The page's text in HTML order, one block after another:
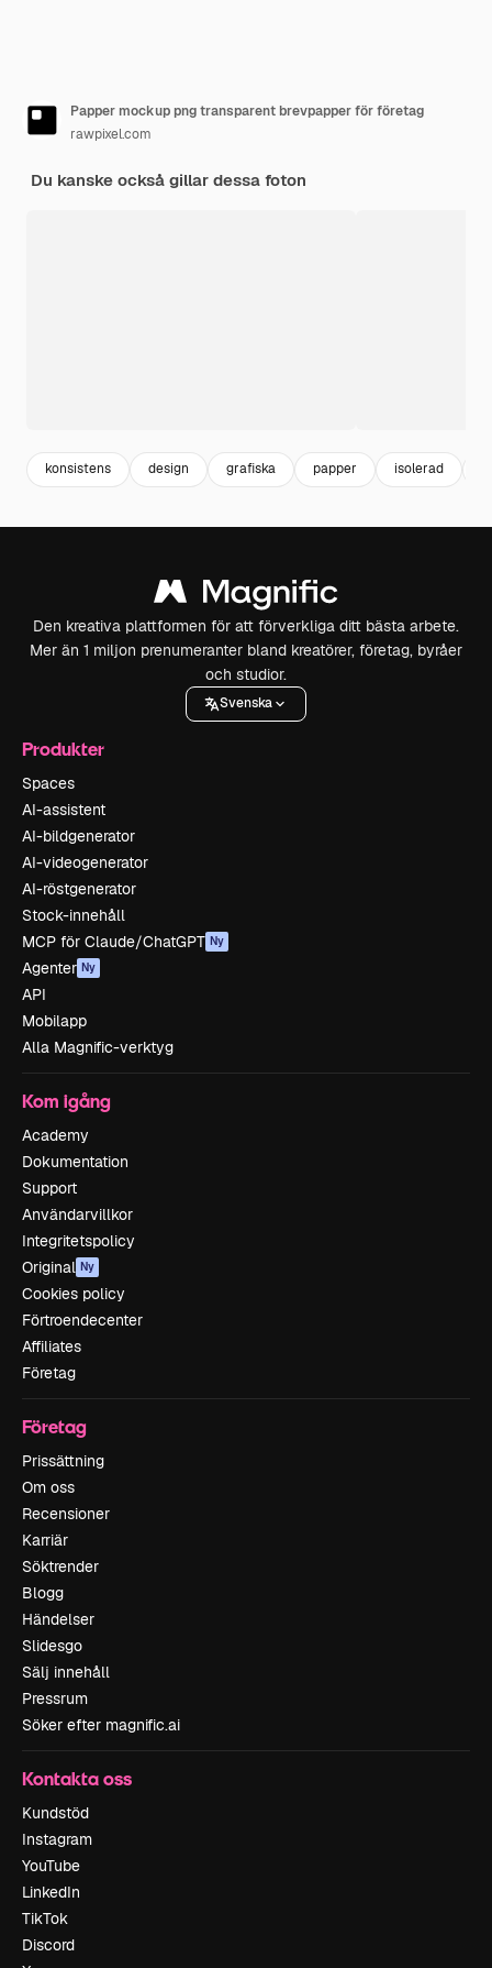
Papper mockup png transparent brevpapper för företag
rawpixel.com
Du kanske också gillar dessa foton
konsistens design grafiska papper isolerad
Den kreativa plattformen för att förverkliga ditt bästa arbete.
Mer än 1 miljon prenumeranter bland kreatörer, företag, byråer
och studior.
Svenska
Produkter
Spaces
AI-assistent
AI-bildgenerator
AI-videogenerator
AI-röstgenerator
Stock-innehåll
MCP för Claude/ChatGPT Ny
Agenter Ny
API
Mobilapp
Alla Magnific-verktyg
Kom igång
Academy
Dokumentation
Support
Användarvillkor
Integritetspolicy
Original Ny
Cookies policy
Förtroendecenter
Affiliates
Företag
Företag
Prissättning
Om oss
Recensioner
Karriär
Söktrender
Blogg
Händelser
Slidesgo
Sälj innehåll
Pressrum
Söker efter magnific.ai
Kontakta oss
Kundstöd
Instagram
YouTube
LinkedIn
TikTok
Discord